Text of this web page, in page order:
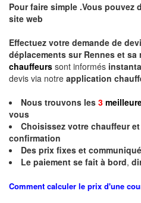
Pour faire simple .Vous pouvez
site web
Effectuez votre demande de
déplacements sur Rennes et sa
chauffeurs sont informés
devis via notre application
Nous trouvons les 3
vous
Choisissez votre chauffeur
confirmation
Des prix fixes et
Le paiement se fait à bord,
Comment calculer le prix d'une